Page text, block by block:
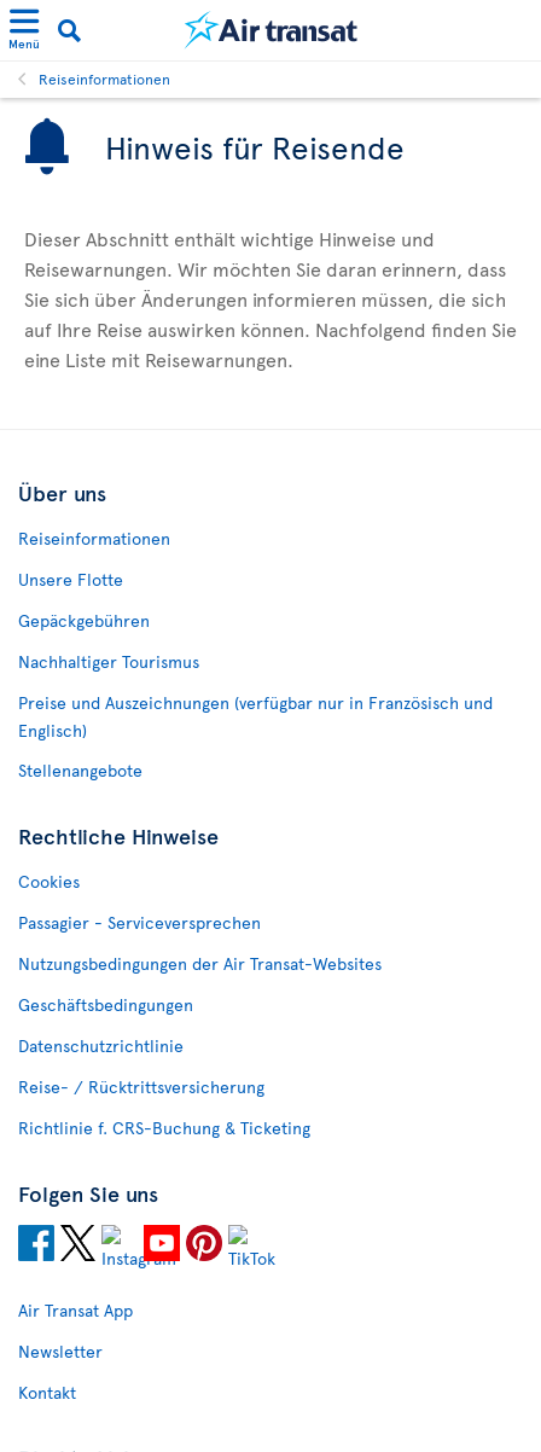
Menü
Reiseinformationen
Hinweis für Reisende
Dieser Abschnitt enthält wichtige Hinweise und
Reisewarnungen. Wir möchten Sie daran erinnern, dass
Sie sich über Änderungen informieren müssen, die sich
auf Ihre Reise auswirken können. Nachfolgend finden Sie
eine Liste mit Reisewarnungen.
Über uns
Reiseinformationen
Unsere Flotte
Gepäckgebühren
Nachhaltiger Tourismus
Preise und Auszeichnungen (verfügbar nur in Französisch und
Englisch)
Stellenangebote
Rechtliche Hinweise
Cookies
Passagier - Serviceversprechen
Nutzungsbedingungen der Air Transat-Websites
Geschäftsbedingungen
Datenschutzrichtlinie
Reise- / Rücktrittsversicherung
Richtlinie f. CRS-Buchung & Ticketing
Folgen Sie uns
Air Transat App
Newsletter
Kontakt